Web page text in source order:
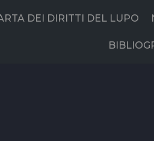
DEI DIRITTI DEL LUPO